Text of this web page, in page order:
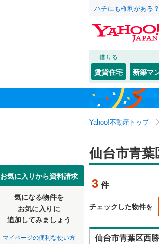
ハチにも権利がある
借りる
賃貸住宅 新築マ
Yahoo!不動産トップ
お気に入りから資料請求
気になる物件を
お気に入りに
追加してみましょう
マイページの便利な使い方
仙台市青
3 件
チェックした物件を
仙台市青葉区西
北海道
東北
関東
信越・北陸
近畿
中国
仙台市
かの地域
JR
地下鉄
こだわり条件